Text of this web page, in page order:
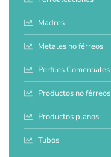
Madres
Metales no férreos
Perfiles Comerciales
Productos no férreos
Productos planos
Tubos